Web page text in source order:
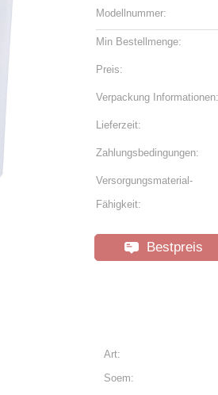
Modellnummer:
Min Bestellmenge:
Preis:
Verpackung Informationen:
Lieferzeit:
Zahlungsbedingungen:
Versorgungsmaterial-
Fähigkeit:
Bestpreis
Art:
Soem: